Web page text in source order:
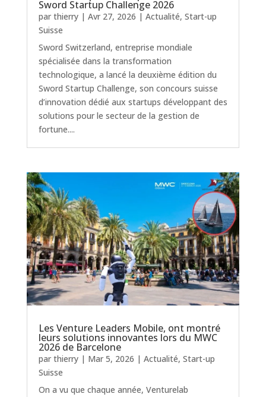
Sword Startup Challenge 2026
par thierry| Avr 27, 2026 | Actualité, Start-up
Suisse
Sword Switzerland, entreprise mondiale
spécialisée dans la transformation
technologique, a lancé la deuxième édition du
Sword Startup Challenge, son concours suisse
d’innovation dédié aux startups développant des
solutions pour le secteur de la gestion de
fortune....
Les Venture Leaders Mobile, ont montré
leurs solutions innovantes lors du MWC
2026 de Barcelone
par thierry| Mar 5, 2026 | Actualité, Start-up
Suisse
On a vu que chaque année, Venturelab